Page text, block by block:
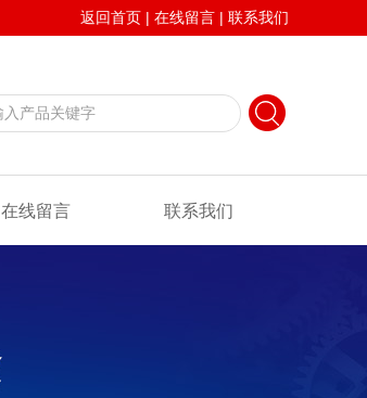
返回首页 | 在线留言 | 联系我们
在线留言 联系我们